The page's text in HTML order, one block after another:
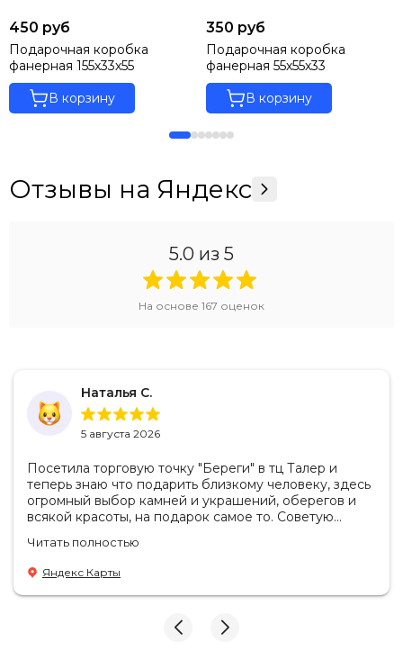
450 руб
Подарочная коробка
фанерная 155х33х55
В корзину
350 руб
Подарочная коробка
фанерная 55х55х33
В корзину
Отзывы на Яндекс
5.0 из 5
На основе 167 оценок
Наталья С.
5 августа 2026
Посетила торговую точку "Береги" в тц Талер и
теперь знаю что подарить близкому человеку, здесь
огромный выбор камней и украшений, оберегов и
всякой красоты, на подарок самое то. Советую
Продавцы-консультанты сориентируют, дадут
подсказки на что обратить внимание . Приветливый
персонал.
Читать полностью
Яндекс Карты